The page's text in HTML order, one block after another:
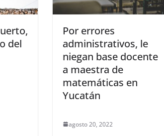
del
Por errores
administrativos, le
niegan base docente
a maestra de
matemáticas en
Yucatán
agosto 20, 2022